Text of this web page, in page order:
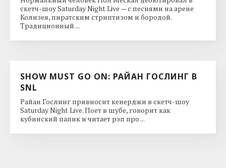
скетч-шоу Saturday Night Live — с песнями на арене
Колизея, пиратским стриптизом и бородой.
Традиционный ...
SHOW MUST GO ON: РАЙАН ГОСЛИНГ В
SNL
Райан Гослинг привносит кенерджи в скетч-шоу
Saturday Night Live. Поет в шубе, говорит как
кубинский папик и читает рэп про ...